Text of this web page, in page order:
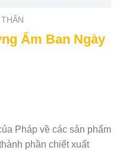
Ẩm Ban Ngày
Pháp về các sản phẩm
phần chiết xuất